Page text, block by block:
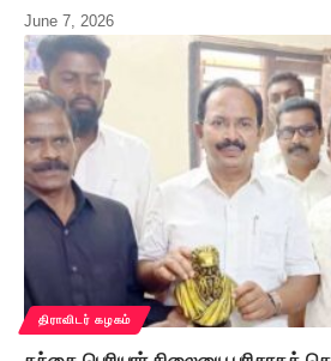
June 7, 2026
திராவிடர் கழகம்